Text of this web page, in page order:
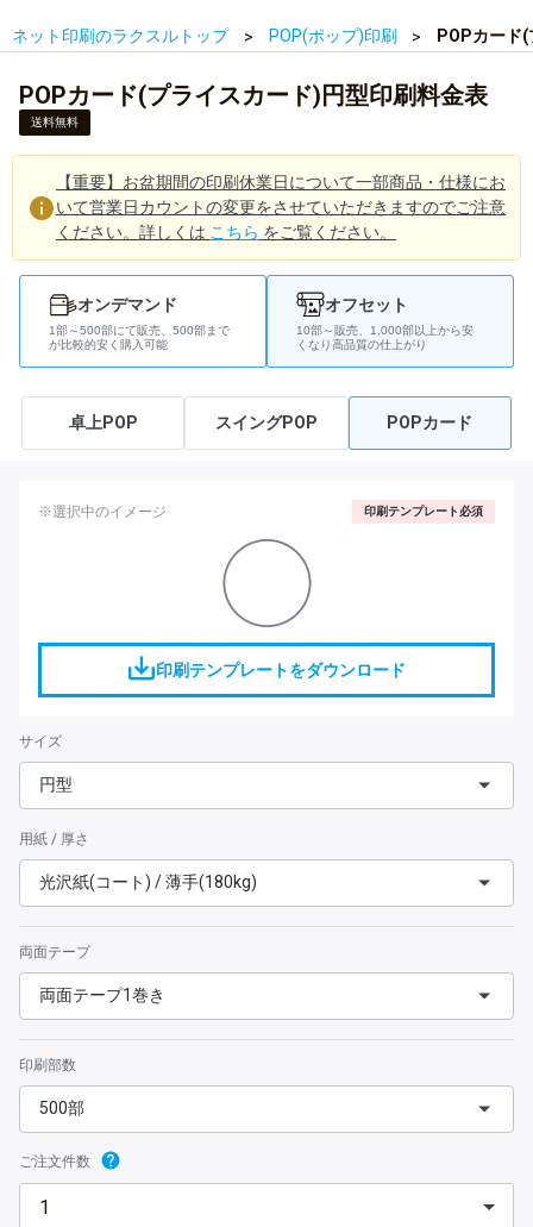
ネット印刷のラクスルトップ POP(ポップ)印刷 POPカード
POPカード(プライスカード)円型印刷料金表
送料無料
【重要】お盆期間の印刷休業日について一部商品・仕様にお
いて営業日カウントの変更をさせていただきますのでご注意
ください。詳しくは こちら をご覧ください。
オンデマンド
1部～500部にて販売、500部まで
が比較的安く購入可能
オフセット
10部～販売、1,000部以上から安
くなり高品質の仕上がり
卓上POP スイングPOP POPカード
※選択中のイメージ 印刷テンプレート必須
印刷テンプレートをダウンロード
サイズ
円型
用紙 / 厚さ
光沢紙(コート) / 薄手(180kg)
両面テープ
両面テープ1巻き
印刷部数
500部
ご注文件数